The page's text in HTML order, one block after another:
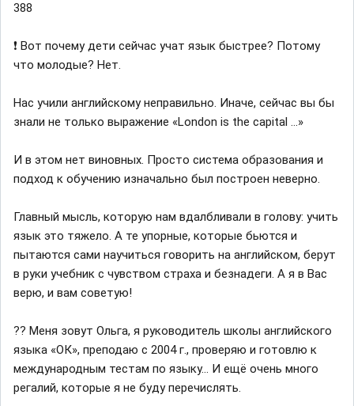
388
❗ Вот почему дети сейчас учат язык быстрее? Потому
что молодые? Нет.
Нас учили английскому неправильно. Иначе, сейчас вы бы
знали не только выражение «London is the capital ...»
И в этом нет виновных. Просто система образования и
подход к обучению изначально был построен неверно.
Главный мысль, которую нам вдалбливали в голову: учить
язык это тяжело. А те упорные, которые бьются и
пытаются сами научиться говорить на английском, берут
в руки учебник с чувством страха и безнадеги. А я в Вас
верю, и вам советую!
?? Меня зовут Ольга, я руководитель школы английского
языка «ОК», преподаю с 2004 г., проверяю и готовлю к
международным тестам по языку... И ещё очень много
регалий, которые я не буду перечислять.